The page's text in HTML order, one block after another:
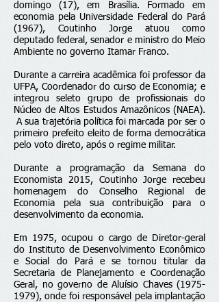
domingo (17), em Brasília. Formado em
economia pela Universidade Federal do Pará
(1967), Coutinho Jorge atuou como
deputado federal, senador e ministro do Meio
Ambiente no governo Itamar Franco.
Durante a carreira acadêmica foi professor da
UFPA, Coordenador do curso de Economia; e
integrou seleto grupo de profissionais do
Núcleo de Altos Estudos Amazônicos (NAEA).
A sua trajetória política foi marcada por ser o
primeiro prefeito eleito de forma democrática
pelo voto direto, após o regime militar.
Durante a programação da Semana do
Economista 2015, Coutinho Jorge recebeu
homenagem do Conselho Regional de
Economia pela sua contribuição para o
desenvolvimento da economia.
Em 1975, ocupou o cargo de Diretor-geral
do Instituto de Desenvolvimento Econômico
e Social do Pará e se tornou titular da
Secretaria de Planejamento e Coordenação
Geral, no governo de Aluísio Chaves (1975-
1979), onde foi responsável pela implantação